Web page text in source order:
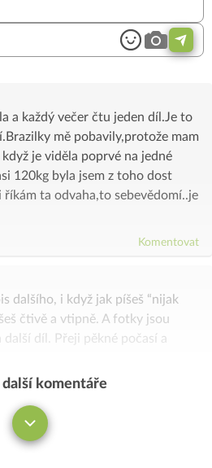
a každý večer čtu jeden díl.Je to
mě pobavily,protože mam
je viděla poprvé na jedné
120kg byla jsem z toho dost
říkám ta odvaha,to sebevědomí..je
Komentovat
dalšího, i když jak píšeš “nijak
čtivě a vtipně. A fotky jsou
další díl. Přeji pěkné počasí a
další komentáře